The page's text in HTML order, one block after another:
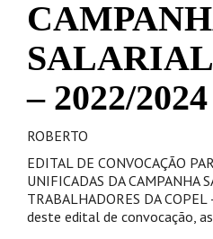
– 2022/2024
ROBERTO
EDITAL DE CONVOCAÇÃO
UNIFICADAS DA CAMPANHA
TRABALHADORES DA
deste edital de convocação,